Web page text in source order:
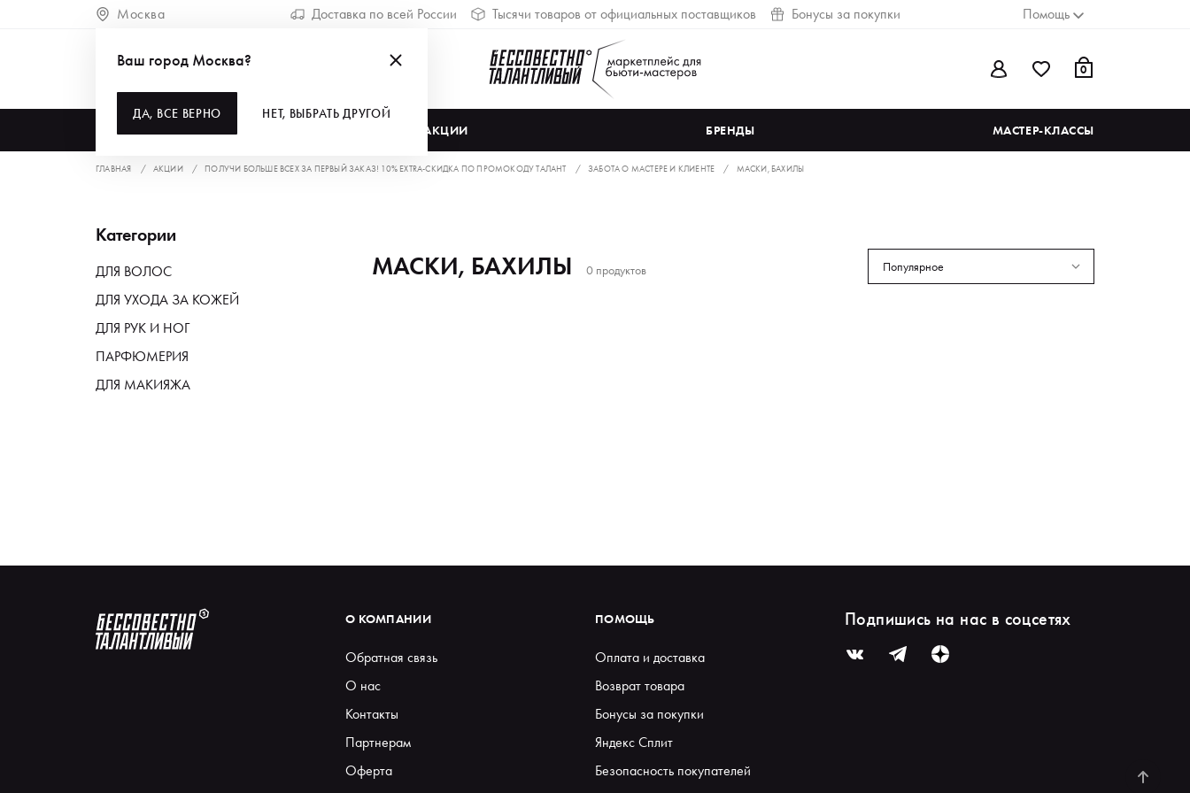
Москва Доставка по всей России Тысячи товаров от официальных поставщиков Бонусы за покупки Помощь
0
АКЦИИ БРЕНДЫ МАСТЕР-КЛАССЫ
Ваш город Москва?
ДА, ВСЕ ВЕРНО НЕТ, ВЫБРАТЬ ДРУГОЙ
ГЛАВНАЯ АКЦИИ ПОЛУЧИ БОЛЬШЕ ВСЕХ ЗА ПЕРВЫЙ ЗАКАЗ! 10% EXTRA-СКИДКА ПО ПРОМОКОДУ ТАЛАНТ ЗАБОТА О МАСТЕРЕ И КЛИЕНТЕ МАСКИ, БАХИЛЫ
Категории
ДЛЯ ВОЛОС
ДЛЯ УХОДА ЗА КОЖЕЙ
ДЛЯ РУК И НОГ
ПАРФЮМЕРИЯ
ДЛЯ МАКИЯЖА
МАСКИ, БАХИЛЫ 0 продуктов Популярное
О КОМПАНИИ
Обратная связь
О нас
Контакты
Партнерам
Оферта
ПОМОЩЬ
Оплата и доставка
Возврат товара
Бонусы за покупки
Яндекс Сплит
Безопасность покупателей
Подпишись на нас в соцсетях